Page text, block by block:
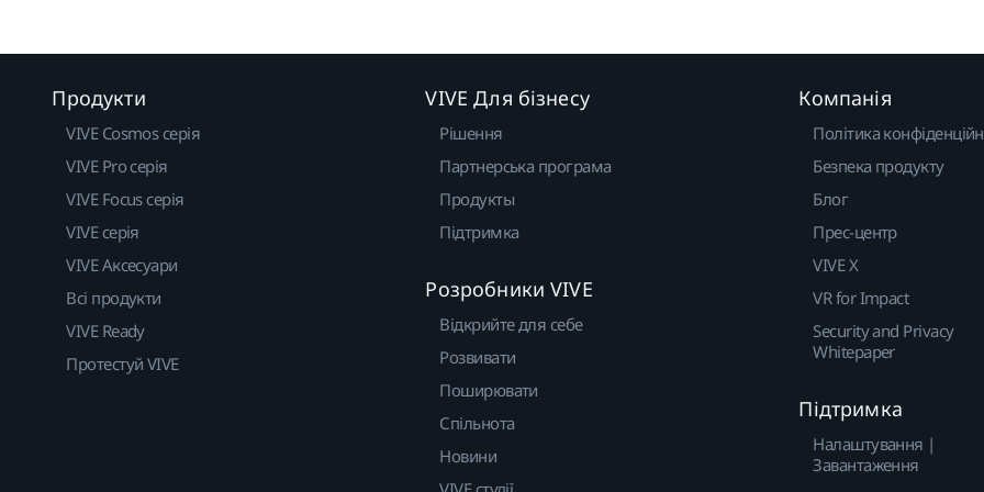
Продукти
VIVE Cosmos серія
VIVE Pro серія
VIVE Focus серія
VIVE серія
VIVE Аксесуари
Всі продукти
VIVE Ready
Протестуй VIVE
VIVE Для бізнесу
Рішення
Партнерська програма
Продукты
Підтримка
Розробники VIVE
Відкрийте для себе
Розвивати
Поширювати
Спільнота
Новини
Компанія
Політика
Безпека продукту
Блог
Прес-центр
VIVE X
VR for Impact
Security and Privacy
Whitepaper
Підтримка
Налаштування |
Завантаження